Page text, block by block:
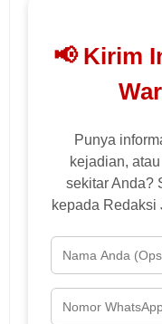
📢 Kirim
Punya
kejadian,
sekitar Anda?
kepada Redaksi